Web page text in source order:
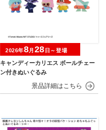
キャンディーカリエス ボールチェー
ン付きぬいぐるみ
2026年8月 28 日～登場